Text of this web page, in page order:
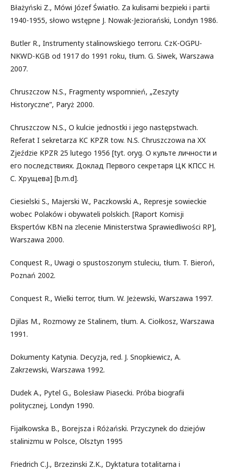
Błażyński Z., Mówi Józef Światło. Za kulisami bezpieki i partii
1940-1955, słowo wstępne J. Nowak-Jeziorański, Londyn 1986.
Butler R., Instrumenty stalinowskiego terroru. CzK-OGPU-
NKWD-KGB od 1917 do 1991 roku, tłum. G. Siwek, Warszawa
2007.
Chruszczow N.S., Fragmenty wspomnień, „Zeszyty
Historyczne”, Paryż 2000.
Chruszczow N.S., O kulcie jednostki i jego następstwach.
Referat I sekretarza KC KPZR tow. N.S. Chruszczowa na XX
Zjeździe KPZR 25 lutego 1956 [tyt. oryg. О культе личности и
его последствиях. Доклад Первого секретаря ЦК КПСС Н.
С. Хрущева] [b.m.d].
Ciesielski S., Majerski W., Paczkowski A., Represje sowieckie
wobec Polaków i obywateli polskich. [Raport Komisji
Ekspertów KBN na zlecenie Ministerstwa Sprawiedliwości RP],
Warszawa 2000.
Conquest R., Uwagi o spustoszonym stuleciu, tłum. T. Bieroń,
Poznań 2002.
Conquest R., Wielki terror, tłum. W. Jeżewski, Warszawa 1997.
Djilas M., Rozmowy ze Stalinem, tłum. A. Ciołkosz, Warszawa
1991.
Dokumenty Katynia. Decyzja, red. J. Snopkiewicz, A.
Zakrzewski, Warszawa 1992.
Dudek A., Pytel G., Bolesław Piasecki. Próba biografii
politycznej, Londyn 1990.
Fijałkowska B., Borejsza i Różański. Przyczynek do dziejów
stalinizmu w Polsce, Olsztyn 1995
Friedrich C.J., Brzezinski Z.K., Dyktatura totalitarna i